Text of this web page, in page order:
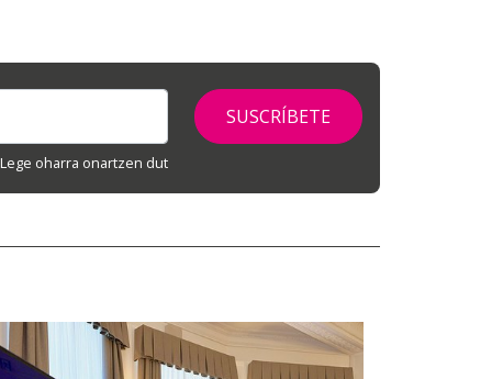
Lege oharra onartzen dut